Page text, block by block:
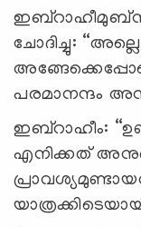
ചോദിച്ചു:
പരമാനന്ദം
ഇബ്റാഹീം:
എനിക്കത്